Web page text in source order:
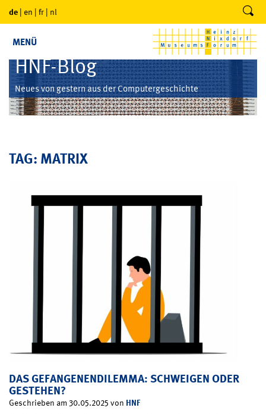
de | en | fr | nl
MENÜ
HNF-Blog
Neues von gestern aus der Computergeschichte
TAG: MATRIX
DAS GEFANGENENDILEMMA: SCHWEIGEN ODER
GESTEHEN?
Geschrieben am 30.05.2025 von HNF